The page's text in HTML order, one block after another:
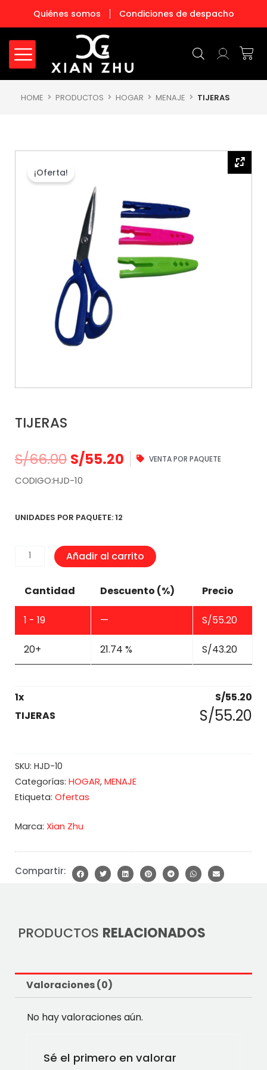
contenido
Quiénes somos Condiciones de despacho
HOME PRODUCTOS HOGAR MENAJE TIJERAS
¡Oferta!
TIJERAS
S/66.00 S/55.20 VENTA POR PAQUETE
CODIGO:HJD-10
UNIDADES POR PAQUETE: 12
TIJERAS
Añadir al carrito
Cantidad Descuento (%) Precio
1 - 19 — S/55.20
20+ 21.74 % S/43.20
1x S/55.20
TIJERAS
S/55.20
SKU: HJD-10
Categorías: HOGAR, MENAJE
Etiqueta: Ofertas
Marca: Xian Zhu
Compartir:
PRODUCTOS RELACIONADOS
Valoraciones (0)
No hay valoraciones aún.
Sé el primero en valorar